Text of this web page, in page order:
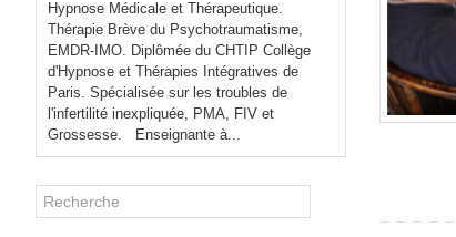
Hypnose Médicale et Thérapeutique.
Thérapie Brève du Psychotraumatisme,
EMDR-IMO. Diplômée du CHTIP Collège
d'Hypnose et Thérapies Intégratives de
Paris. Spécialisée sur les troubles de
l'infertilité inexpliquée, PMA, FIV et
Grossesse. Enseignante à...